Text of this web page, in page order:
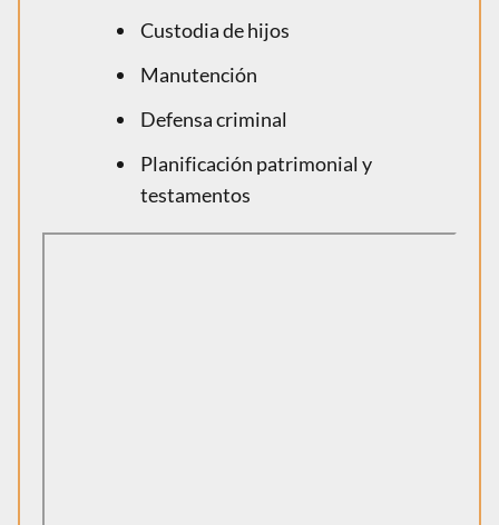
Custodia de hijos
Manutención
Defensa criminal
Planificación patrimonial y
testamentos